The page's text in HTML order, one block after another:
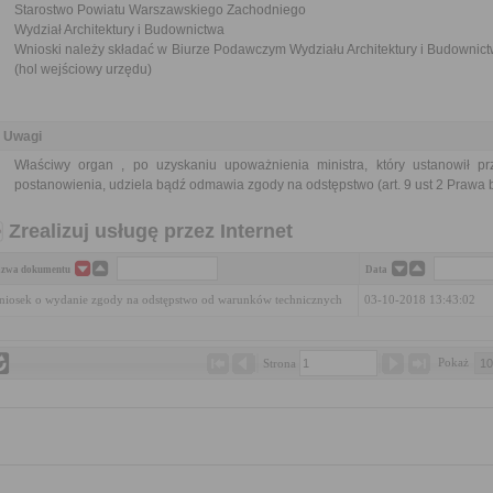
Starostwo Powiatu Warszawskiego Zachodniego
Wydział Architektury i Budownictwa
Wnioski należy składać w Biurze Podawczym Wydziału Architektury i
(hol wejściowy urzędu)
Uwagi
Właściwy organ , po uzyskaniu upoważnienia ministra, który ustanowił
postanowienia, udziela bądź odmawia zgody na odstępstwo (art. 9 ust 2 Prawa
Zrealizuj usługę przez Internet
dokumentu Data
o wydanie zgody na odstępstwo od warunków technicznych 03-10-2018 13:43:02
Strona Pokaż